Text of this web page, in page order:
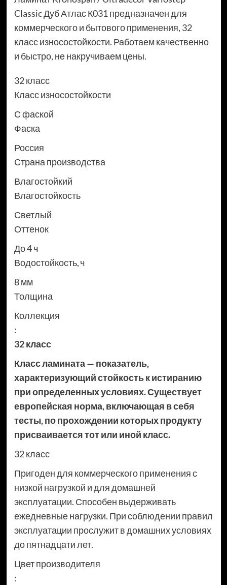
Classic Дуб Атлас К031 предназначен для
коммерческого и бытового применения, 32
класс износостойкости. Работаем качественно
и быстро, не накручиваем цены.
32 класс
Класс износостойкости
С фаской
Фаска
Россия
Страна производства
Влагостойкий
Влагостойкость
Светлый
Оттенок
До 4 ч
Водостойкость, ч
8 мм
Толщина
Коллекция
:
32 класс
Класс ламината — показатель,
характеризующий стойкость к истиранию
при определенных условиях. Существует
европейская норма, включающая в себя
тесты, по прохождении которых продукту
присваивается тот или иной класс.
32 класс
Пригоден для коммерческого применения с
низкой нагрузкой и для домашней
эксплуатации. Способен выдерживать
ежедневные нагрузки. При соблюдении правил
эксплуатации прослужит в домашних условиях
до пятнадцати лет.
Цвет производителя
: